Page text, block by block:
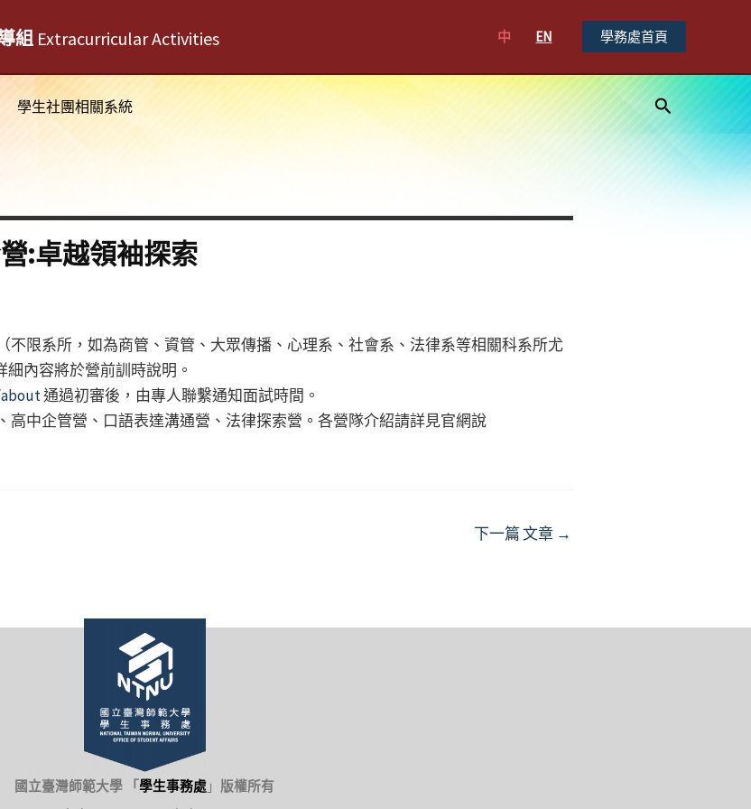
組 Extracurricular Activities 中 EN 學務處首頁
學生社團相關系統
搜
尋
:卓越領袖探索
不限系所，如為商管、資管、大眾傳播、心理系、社會系、法律系等相關科系所尤
內容將於營前訓時說明。
通過初審後，由專人聯繫通知面試時間。
高中企管營、口語表達溝通營、法律探索營。各營隊介紹請詳見官網說
下一篇 文章 →
國立臺灣師範大學 「 學生事務處 」 版權所有